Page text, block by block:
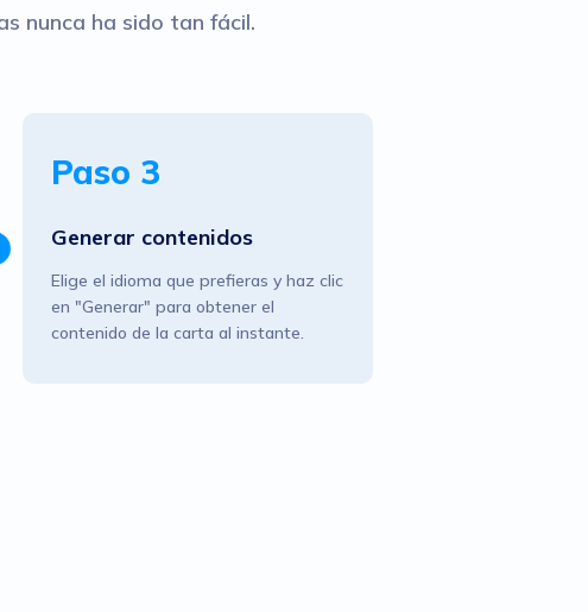
nunca ha sido tan fácil.
Paso 3
Generar contenidos
Elige el idioma que prefieras y haz clic
en "Generar" para obtener el
contenido de la carta al instante.